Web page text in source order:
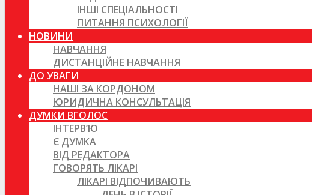
ІНШІ СПЕЦІАЛЬНОСТІ
ПИТАННЯ ПСИХОЛОГІЇ
НОВИНИ
НАВЧАННЯ
ДИСТАНЦІЙНЕ НАВЧАННЯ
ДО УВАГИ
НАШІ ЗА КОРДОНОМ
ЮРИДИЧНА КОНСУЛЬТАЦІЯ
ДУМКИ ВГОЛОС
ІНТЕРВ’Ю
Є ДУМКА
ВІД РЕДАКТОРА
ГОВОРЯТЬ ЛІКАРІ
ЛІКАРІ ВІДПОЧИВАЮТЬ